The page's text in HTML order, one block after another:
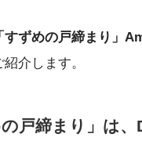
すずめの戸締まり」
介します。
戸締まり」は